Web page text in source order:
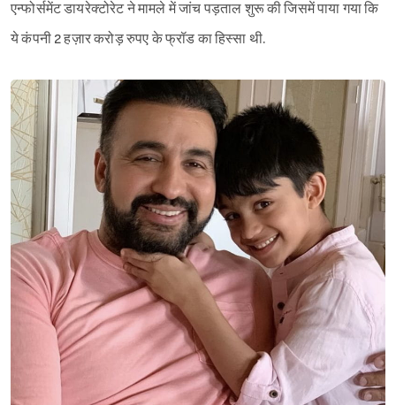
एन्फोर्समेंट डायरेक्टोरेट ने मामले में जांच पड़ताल शुरू की जिसमें पाया गया कि
ये कंपनी 2 हज़ार करोड़ रुपए के फ्रॉड का हिस्सा थी.